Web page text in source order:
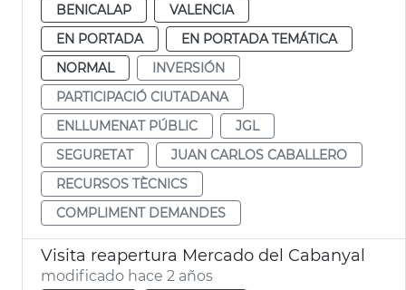
BENICALAP
VALENCIA
EN PORTADA
EN PORTADA TEMÁTICA
NORMAL
INVERSIÓN
PARTICIPACIÓ CIUTADANA
ENLLUMENAT PÚBLIC
JGL
SEGURETAT
JUAN CARLOS CABALLERO
RECURSOS TÈCNICS
COMPLIMENT DEMANDES
Visita reapertura Mercado del Cabanyal
modificado hace 2 años